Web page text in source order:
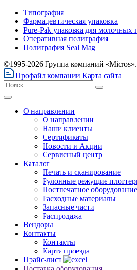
Типография
Фармацевтическая упаковка
Pure-Pak упаковка для молочных
Оперативная полиграфия
Полиграфия Seal Mag
©1995-2026 Группа компаний
Профайл компании Карта сайта
О направлении
О направлении
Наши клиенты
Сертификаты
Новости и Акции
Сервисный центр
Каталог
Печать и сканирование
Рулонные режущие
Постпечатное оборудование
Расходные материалы
Запасные части
Распродажа
Вендоры
Контакты
Контакты
Карта проезда
Прайс-лист
Поставка оборудования